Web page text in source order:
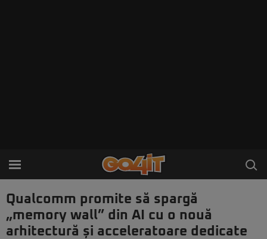
Qualcomm promite să spargă
„memory wall” din AI cu o nouă
arhitectură și acceleratoare dedicate